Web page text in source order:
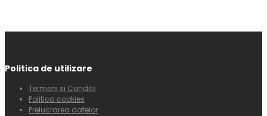
Politica de utilizare
Termeni si Conditii
Politica cookies
Prelucrarea datelor